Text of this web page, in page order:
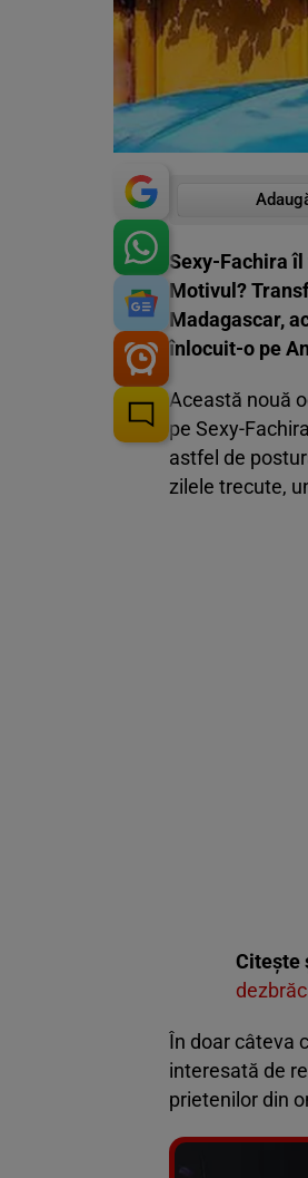
Sexy-Fachira
Motivul?
Madagascar,
înlocuit-o pe
Această nouă
pe Sexy-
astfel de
zilele trecute,
Citește
În doar câteva
interesată de
prietenilor din